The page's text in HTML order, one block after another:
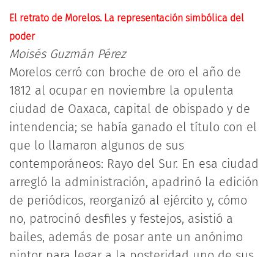
El retrato de Morelos. La representación simbólica del
poder
Moisés Guzmán Pérez
Morelos cerró con broche de oro el año de
1812 al ocupar en noviembre la opulenta
ciudad de Oaxaca, capital de obispado y de
intendencia; se había ganado el título con el
que lo llamaron algunos de sus
contemporáneos: Rayo del Sur. En esa ciudad
arregló la administración, apadrinó la edición
de periódicos, reorganizó al ejército y, cómo
no, patrocinó desfiles y festejos, asistió a
bailes, además de posar ante un anónimo